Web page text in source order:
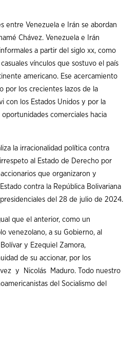
entre Venezuela e Irán se abordan
Chávez. Venezuela e Irán
a partir del siglo xx, como
vínculos que sostuvo el país
americano. Ese acercamiento
por los crecientes lazos de la
con los Estados Unidos y por la
comerciales hacia
la irracionalidad política contra
al Estado de Derecho por
que organizaron y
contra la República Bolivariana
del 28 de julio de 2024.
que el anterior, como un
venezolano, a su Gobierno, al
y Ezequiel Zamora,
de su accionar, por los
y Nicolás Maduro. Todo nuestro
del Socialismo del